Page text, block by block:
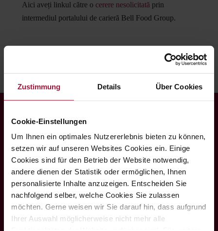
Zustimmung Details Über Cookies
Cookie-Einstellungen
Um Ihnen ein optimales Nutzererlebnis bieten zu können,
setzen wir auf unseren Websites Cookies ein. Einige
Cookies sind für den Betrieb der Website notwendig,
andere dienen der Statistik oder ermöglichen, Ihnen
personalisierte Inhalte anzuzeigen. Entscheiden Sie
nachfolgend selber, welche Cookies Sie zulassen
möchten. Gerne weisen wir Sie darauf hin, dass aufgrund
Ihrer Auswahl möglicherweise nicht mehr alle
Aici aveți linkul către o cerere nesolicitată prin
intermediul portalului de carieră Bell Food Group.
Hubers Landhendl GmbH

Hauptstraße 80
A-5223 Pfaffstätt